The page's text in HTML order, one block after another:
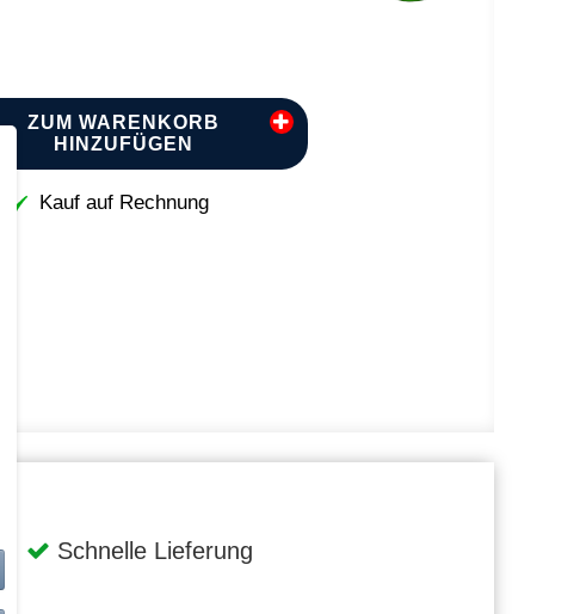
ZUM WARENKORB
HINZUFÜGEN
Kauf auf Rechnung
Schnelle Lieferung